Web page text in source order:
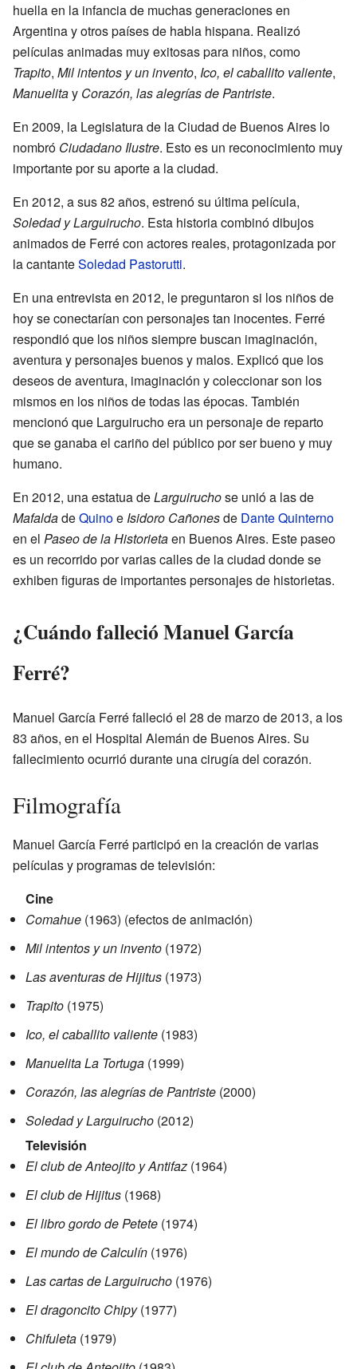
huella en la infancia de muchas generaciones en
Argentina y otros países de habla hispana. Realizó
películas animadas muy exitosas para niños, como
Trapito, Mil intentos y un invento, Ico, el caballito valiente,
Manuelitay Corazón, las alegrías de Pantriste.
En 2009, la Legislatura de la Ciudad de Buenos Aires lo
nombró Ciudadano Ilustre. Esto es un reconocimiento muy
importante por su aporte a la ciudad.
En 2012, a sus 82 años, estrenó su última película,
Soledad y Larguirucho. Esta historia combinó dibujos
animados de Ferré con actores reales, protagonizada por
la cantanteSoledad Pastorutti.
En una entrevista en 2012, le preguntaron si los niños de
hoy se conectarían con personajes tan inocentes. Ferré
respondió que los niños siempre buscan imaginación,
aventura y personajes buenos y malos. Explicó que los
deseos de aventura, imaginación y coleccionar son los
mismos en los niños de todas las épocas. También
mencionó que Larguirucho era un personaje de reparto
que se ganaba el cariño del público por ser bueno y muy
humano.
En 2012, una estatua deLarguiruchose unió a las de
MafaldadeQuinoe Isidoro Cañonesde Dante Quinterno
en el Paseo de la Historietaen Buenos Aires. Este paseo
es un recorrido por varias calles de la ciudad donde se
exhiben figuras de importantes personajes de historietas.
¿Cuándo falleció Manuel García
Ferré?
Manuel García Ferré falleció el 28 de marzo de 2013, a los
83 años, en el Hospital Alemán de Buenos Aires. Su
fallecimiento ocurrió durante una cirugía del corazón.
Filmografía
Manuel García Ferré participó en la creación de varias
películas y programas de televisión:
Cine
Comahue (1963) (efectos de animación)
Mil intentos y un invento (1972)
Las aventuras de Hijitus (1973)
Trapito (1975)
Ico, el caballito valiente (1983)
Manuelita La Tortuga (1999)
Corazón, las alegrías de Pantriste (2000)
Soledad y Larguirucho (2012)
Televisión
El club de Anteojito y Antifaz (1964)
El club de Hijitus (1968)
El libro gordo de Petete (1974)
El mundo de Calculín (1976)
Las cartas de Larguirucho (1976)
El dragoncito Chipy(1977)
Chifuleta (1979)